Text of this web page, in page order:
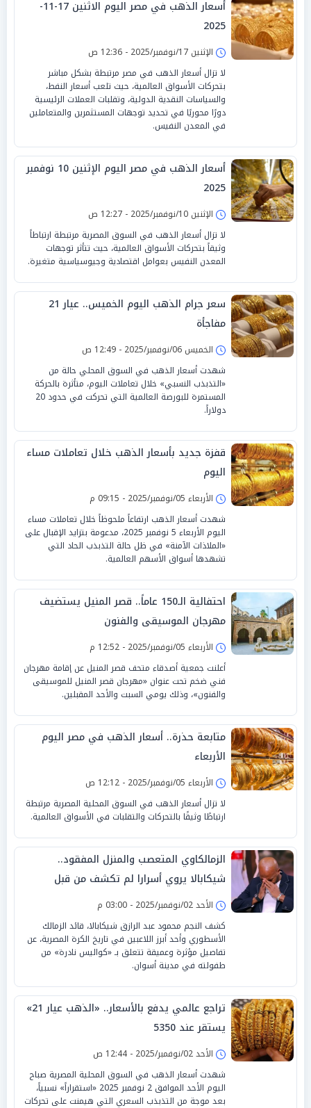
أسعار الذهب في مصر اليوم الاثنين 17-11-
2025
الإثنين 17/نوفمبر/2025 - 12:36 ص
لا تزال أسعار الذهب في مصر مرتبطة بشكل مباشر
بتحركات الأسواق العالمية، حيث تلعب أسعار النفط،
والسياسات النقدية الدولية، وتقلبات العملات الرئيسية
دورًا محوريًا في تحديد توجهات المستثمرين والمتعاملين
في المعدن النفيس.
أسعار الذهب في مصر اليوم الإثنين 10 نوفمبر
2025
الإثنين 10/نوفمبر/2025 - 12:27 ص
لا تزال أسعار الذهب في السوق المصرية مرتبطة ارتباطاً
وثيقاً بتحركات الأسواق العالمية، حيث تتأثر توجهات
المعدن النفيس بعوامل اقتصادية وجيوسياسية متغيرة.
سعر جرام الذهب اليوم الخميس.. عيار 21
مفاجأة
الخميس 06/نوفمبر/2025 - 12:49 ص
شهدت أسعار الذهب في السوق المحلي حالة من
«التذبذب النسبي» خلال تعاملات اليوم، متأثرة بالحركة
المستمرة للبورصة العالمية التي تحركت في حدود 20
دولاراً.
قفزة جديد بأسعار الذهب خلال تعاملات مساء
اليوم
الأربعاء 05/نوفمبر/2025 - 09:15 م
شهدت أسعار الذهب ارتفاعاً ملحوظاً خلال تعاملات مساء
اليوم الأربعاء 5 نوفمبر 2025، مدعومة بتزايد الإقبال على
«الملاذات الآمنة» في ظل حالة التذبذب الحاد التي
تشهدها أسواق الأسهم العالمية.
احتفالية الـ150 عاماً.. قصر المنيل يستضيف
مهرجان الموسيقى والفنون
الأربعاء 05/نوفمبر/2025 - 12:52 م
أعلنت جمعية أصدقاء متحف قصر المنيل عن إقامة مهرجان
فني ضخم تحت عنوان «مهرجان قصر المنيل للموسيقى
والفنون»، وذلك يومي السبت والأحد المقبلين.
متابعة حذرة.. أسعار الذهب في مصر اليوم
الأربعاء
الأربعاء 05/نوفمبر/2025 - 12:12 ص
لا تزال أسعار الذهب في السوق المحلية المصرية مرتبطة
ارتباطًا وثيقًا بالتحركات والتقلبات في الأسواق العالمية.
الزمالكاوي المتعصب والمنزل المفقود..
شيكابالا يروي أسرارا لم تكشف من قبل
الأحد 02/نوفمبر/2025 - 03:00 م
كشف النجم محمود عبد الرازق شيكابالا، قائد الزمالك
الأسطوري وأحد أبرز اللاعبين في تاريخ الكرة المصرية، عن
تفاصيل مؤثرة وعميقة تتعلق بـ «كواليس نادرة» من
طفولته في مدينة أسوان.
تراجع عالمي يدفع بالأسعار.. «الذهب عيار 21»
يستقر عند 5350
الأحد 02/نوفمبر/2025 - 12:44 ص
شهدت أسعار الذهب في السوق المحلية المصرية صباح
اليوم الأحد الموافق 2 نوفمبر 2025 «استقراراً» نسبياً،
بعد موجة من التذبذب السعري التي هيمنت على تحركات